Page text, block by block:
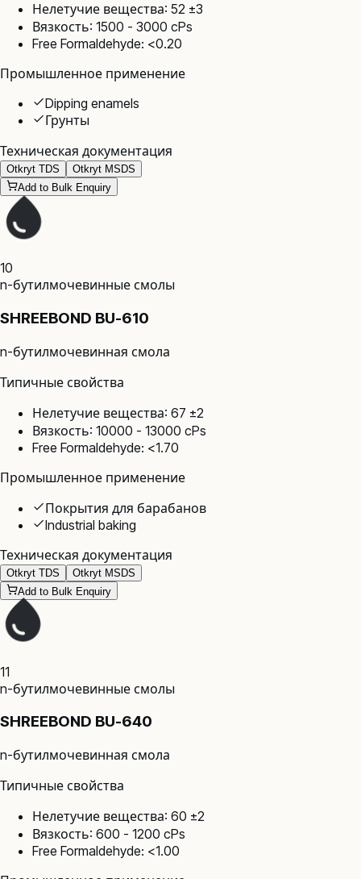
Нелетучие вещества: 52 ±3
Вязкость: 1500 - 3000 cPs
Free Formaldehyde: <0.20
Промышленное применение
Dipping enamels
Грунты
Техническая документация
Otkryt TDS
Otkryt MSDS
Add to Bulk Enquiry
10
n-бутилмочевинные смолы
SHREEBOND BU-610
n-бутилмочевинная смола
Типичные свойства
Нелетучие вещества: 67 ±2
Вязкость: 10000 - 13000 cPs
Free Formaldehyde: <1.70
Промышленное применение
Покрытия для барабанов
Industrial baking
Техническая документация
Otkryt TDS
Otkryt MSDS
Add to Bulk Enquiry
11
n-бутилмочевинные смолы
SHREEBOND BU-640
n-бутилмочевинная смола
Типичные свойства
Нелетучие вещества: 60 ±2
Вязкость: 600 - 1200 cPs
Free Formaldehyde: <1.00